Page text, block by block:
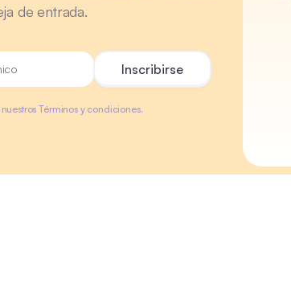
de entrada.
Términos y condiciones.